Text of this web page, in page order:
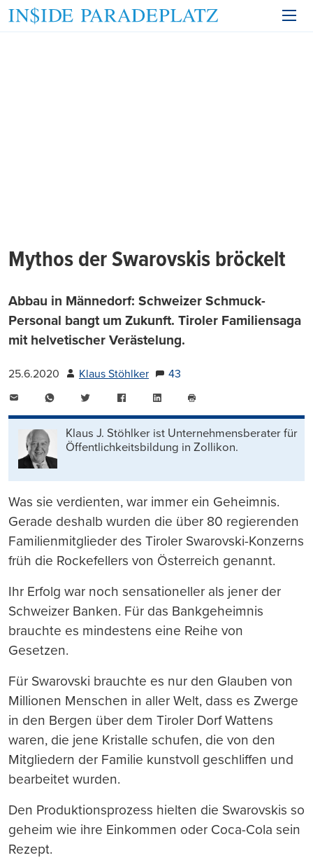
Mythos der Swarovskis bröckelt
Abbau in Männedorf: Schweizer Schmuck-
Personal bangt um Zukunft. Tiroler Familiensaga
mit helvetischer Verästelung.
25.6.2020 Klaus Stöhlker
43
WhatsAppTwitter FacebookLinkedIn
drucken
Klaus J. Stöhlker ist Unternehmens­berater für
Öffentlichkeits­bildung in Zollikon.
Was sie verdienten, war immer ein Geheimnis.
Gerade deshalb wurden die über 80 regierenden
Familienmitglieder des Tiroler Swarovski-Konzerns
früh die Rockefellers von Österreich genannt.
Ihr Erfolg war noch sensationeller als jener der
Schweizer Banken. Für das Bankgeheimnis
brauchte es mindestens eine Reihe von
Gesetzen.
Für Swarovski brauchte es nur den Glauben von
Millionen Menschen in aller Welt, dass es Zwerge
in den Bergen über dem Tiroler Dorf Wattens
waren, die jene Kristalle schufen, die von den
Mitgliedern der Familie kunstvoll geschliffen und
bearbeitet wurden.
Den Produktionsprozess hielten die Swarovskis so
geheim wie ihre Einkommen oder Coca-Cola sein
Rezept.